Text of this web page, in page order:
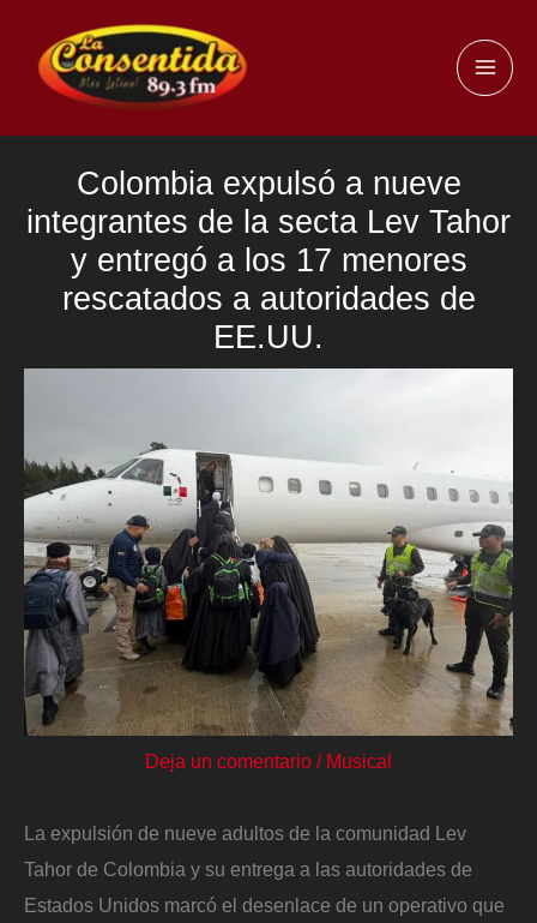
contenido
Colombia expulsó a nueve
integrantes de la secta Lev Tahor
y entregó a los 17 menores
rescatados a autoridades de
EE.UU.
Deja un comentario / Musical
La expulsión de nueve adultos de la comunidad Lev
Tahor de Colombia y su entrega a las autoridades de
Estados Unidos marcó el desenlace de un operativo que